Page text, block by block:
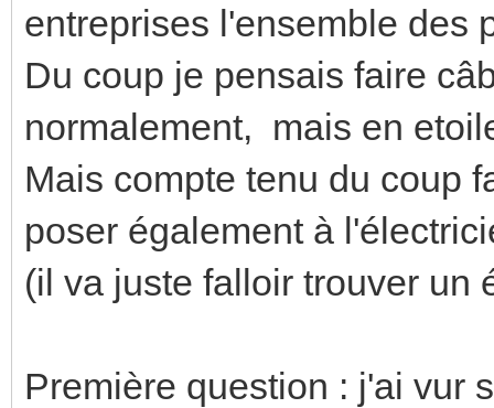
entreprises l'ensemble des
Du coup je pensais faire
normalement, mais en
Mais compte tenu du coup
poser également à
(il va juste falloir trouver un
Première question : j'ai vur